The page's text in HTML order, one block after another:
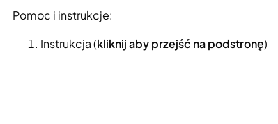
Pomoc i instrukcje:
Instrukcja (kliknij aby przejść na podstronę)